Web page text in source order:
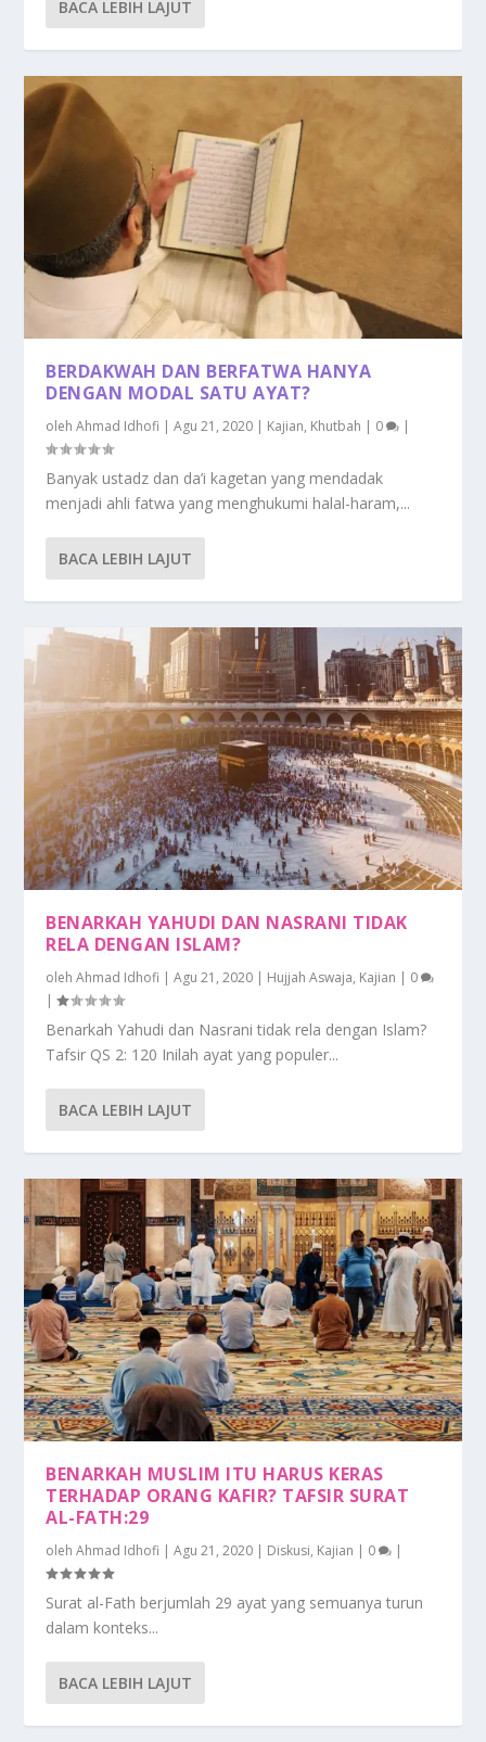
BACA LEBIH LAJUT
BERDAKWAH DAN BERFATWA HANYA
DENGAN MODAL SATU AYAT?
olehAhmad Idhofi |Agu 21, 2020 | Kajian, Khutbah | 0 |
Banyak ustadz dan da’i kagetan yang mendadak
menjadi ahli fatwa yang menghukumi halal-haram,...
BACA LEBIH LAJUT
BENARKAH YAHUDI DAN NASRANI TIDAK
RELA DENGAN ISLAM?
olehAhmad Idhofi |Agu 21, 2020 | Hujjah Aswaja, Kajian | 0
|
Benarkah Yahudi dan Nasrani tidak rela dengan Islam?
Tafsir QS 2: 120 Inilah ayat yang populer...
BACA LEBIH LAJUT
BENARKAH MUSLIM ITU HARUS KERAS
TERHADAP ORANG KAFIR? TAFSIR SURAT
AL-FATH:29
olehAhmad Idhofi |Agu 21, 2020 | Diskusi, Kajian | 0 |
Surat al-Fath berjumlah 29 ayat yang semuanya turun
dalam konteks...
BACA LEBIH LAJUT